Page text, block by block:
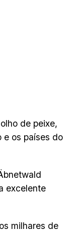
de peixe,
e os países do
excelente
milhares de